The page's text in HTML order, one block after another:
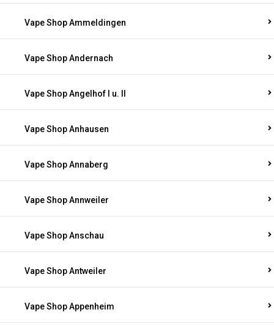
Vape Shop Ammeldingen
Vape Shop Andernach
Vape Shop Angelhof I u. II
Vape Shop Anhausen
Vape Shop Annaberg
Vape Shop Annweiler
Vape Shop Anschau
Vape Shop Antweiler
Vape Shop Appenheim